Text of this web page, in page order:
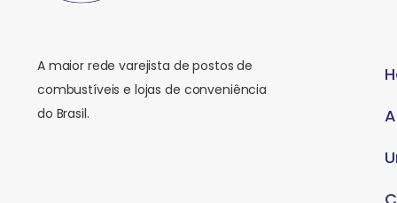
A maior rede varejista de postos de
combustíveis e lojas de conveniência
do Brasil.